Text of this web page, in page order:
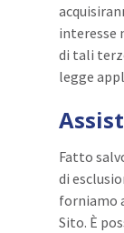
interesse
di tali
legge
Fatto
di
forniamo
Sito. È